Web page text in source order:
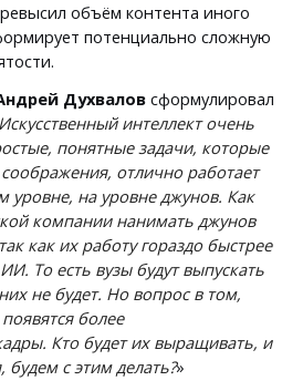
объём контента иного
потенциально сложную
Духвалов сформулировал
Искусственный интеллект очень
понятные задачи, которые
отлично работает
уровне, на уровне джунов. Как
компании нанимать джунов
как их работу гораздо быстрее
То есть вузы будут выпускать
не будет. Но вопрос в том,
более
Кто будет их выращивать, и
будем с этим делать?»